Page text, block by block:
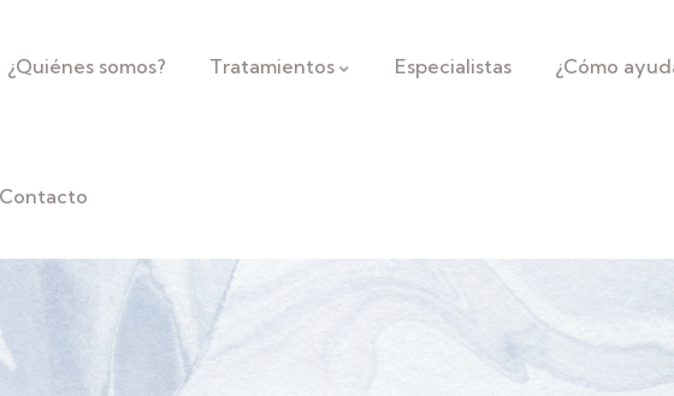
¿Quiénes somos? Tratamientos Especialistas ¿Cómo
Contacto